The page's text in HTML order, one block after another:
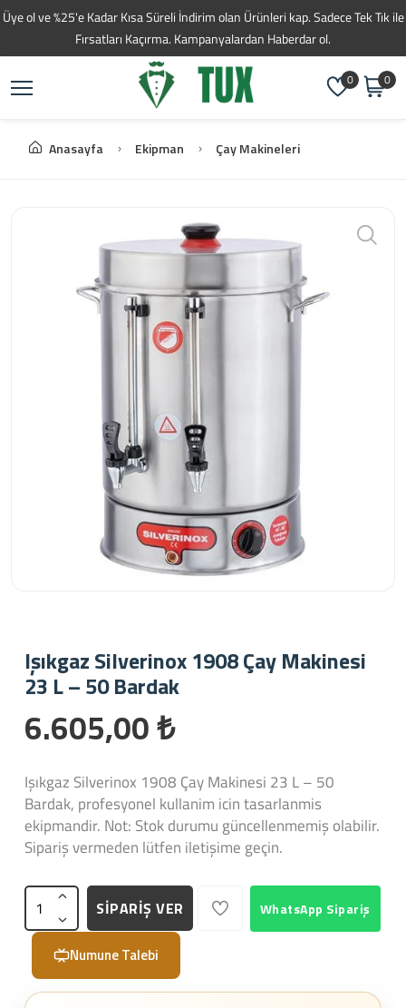
Toptan Kahve
Üye ol ve %25'e Kadar Kısa Süreli İndirim olan Ürünleri kap. Sadece Tek Tık ile
Fırsatları Kaçırma. Kampanyalardan Haberdar ol.
0 0
Anasayfa Ekipman Çay Makineleri
Işıkgaz Silverinox 1908 Çay Makinesi
23 L – 50 Bardak
6.605,00 ₺
Işıkgaz Silverinox 1908 Çay Makinesi 23 L – 50
Bardak, profesyonel kullanim icin tasarlanmis
ekipmandir. Not: Stok durumu güncellenmemiş olabilir.
Sipariş vermeden lütfen iletişime geçin.
SİPARİŞ VER WhatsApp Sipariş
Numune Talebi